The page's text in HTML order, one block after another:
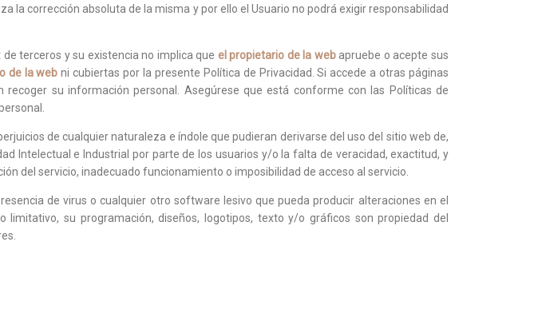
la corrección absoluta de la misma y por ello el Usuario no podrá exigir responsabilidad
terceros y su existencia no implica que el propietario de la webapruebe o acepte sus
de la web ni cubiertas por la presente Política de Privacidad. Si accede a otras páginas
su información personal. Asegúrese que está conforme con las Políticas de
de cualquier naturaleza e índole que pudieran derivarse del uso del sitio web de,
Intelectual e Industrial por parte de los usuarios y/o la falta de veracidad, exactitud, y
del servicio, inadecuado funcionamiento o imposibilidad de acceso al servicio.
de virus o cualquier otro software lesivo que pueda producir alteraciones en el
su programación, diseños, logotipos, texto y/o gráficos son propiedad del